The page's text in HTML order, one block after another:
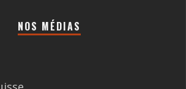
NOS MÉDIAS